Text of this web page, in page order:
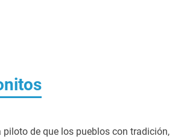
de que los pueblos con tradición,